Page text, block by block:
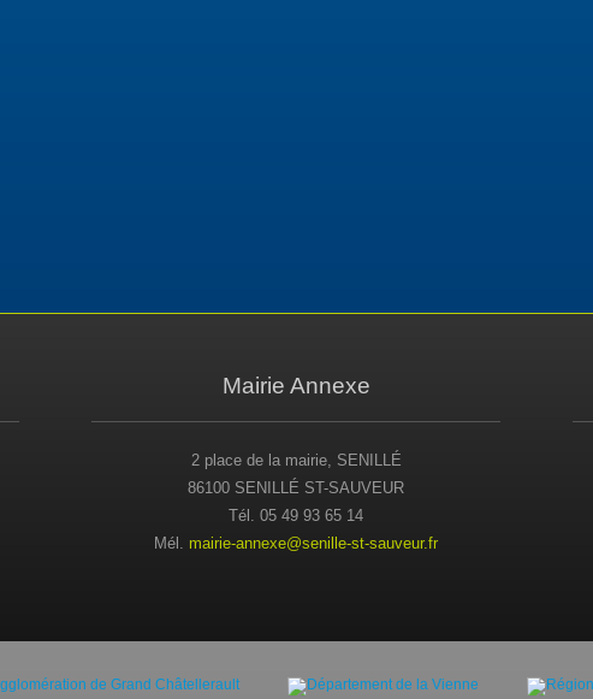
Mairie Annexe
2 place de la mairie, SENILLÉ
86100 SENILLÉ ST-SAUVEUR
Tél. 05 49 93 65 14
Mél. mairie-annexe@senille-st-sauveur.fr